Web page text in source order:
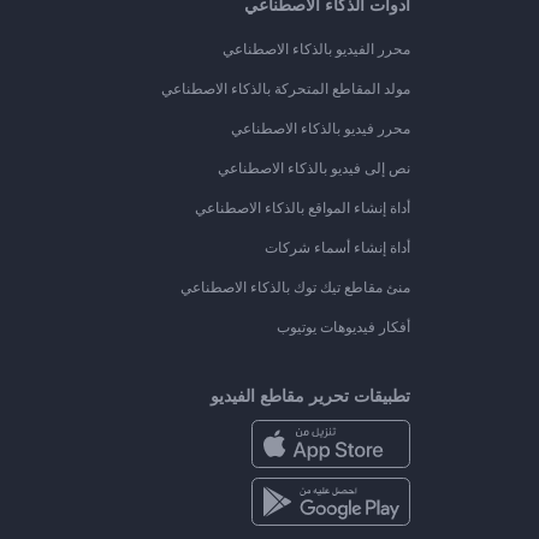
أدوات الذكاء الاصطناعي
محرر الفيديو بالذكاء الاصطناعي
مولد المقاطع المتحركة بالذكاء الاصطناعي
محرر فيديو بالذكاء الاصطناعي
نص إلى فيديو بالذكاء الاصطناعي
أداة إنشاء المواقع بالذكاء الاصطناعي
أداة إنشاء أسماء شركات
منئ مقاطع تيك توك بالذكاء الاصطناعي
أفكار فيديوهات يوتيوب
تطبيقات تحرير مقاطع الفيديو